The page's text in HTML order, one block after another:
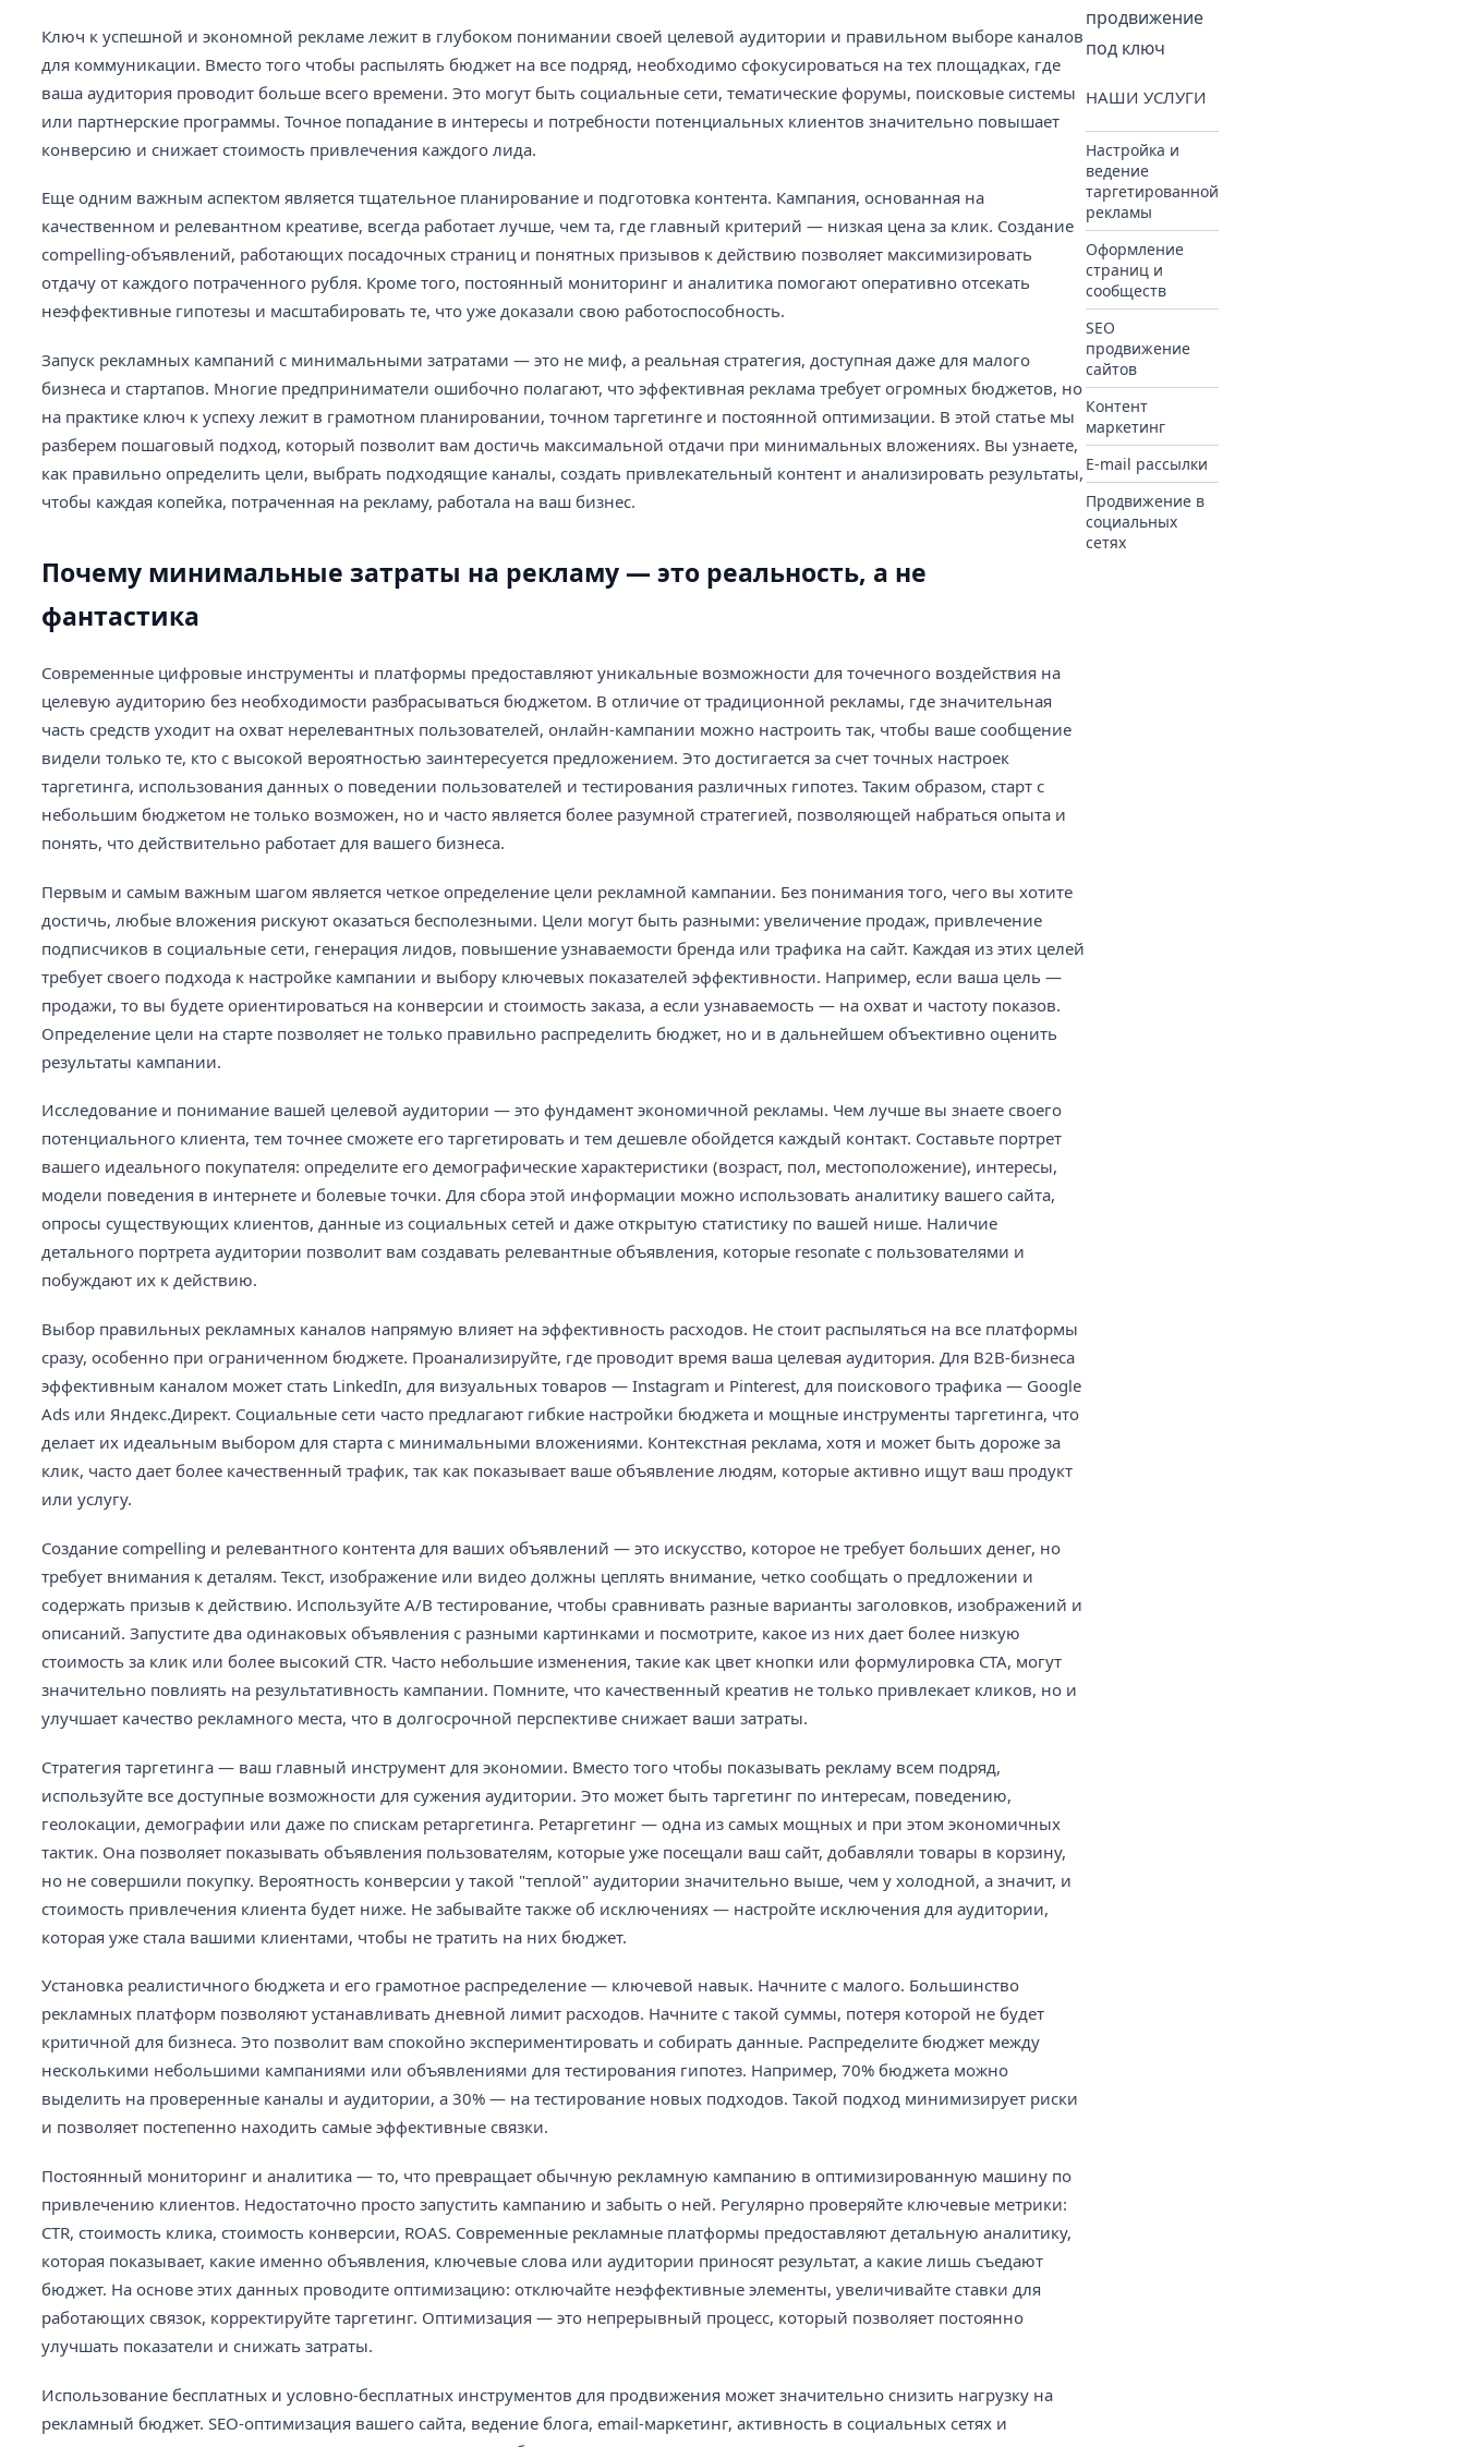
Ключ к успешной и экономной рекламе лежит в глубоком понимании своей целевой аудитории и правильном выборе каналов
для коммуникации. Вместо того чтобы распылять бюджет на все подряд, необходимо сфокусироваться на тех площадках, где
ваша аудитория проводит больше всего времени. Это могут быть социальные сети, тематические форумы, поисковые системы
или партнерские программы. Точное попадание в интересы и потребности потенциальных клиентов значительно повышает
конверсию и снижает стоимость привлечения каждого лида.
Еще одним важным аспектом является тщательное планирование и подготовка контента. Кампания, основанная на
качественном и релевантном креативе, всегда работает лучше, чем та, где главный критерий — низкая цена за клик. Создание
compelling-объявлений, работающих посадочных страниц и понятных призывов к действию позволяет максимизировать
отдачу от каждого потраченного рубля. Кроме того, постоянный мониторинг и аналитика помогают оперативно отсекать
неэффективные гипотезы и масштабировать те, что уже доказали свою работоспособность.
Запуск рекламных кампаний с минимальными затратами — это не миф, а реальная стратегия, доступная даже для малого
бизнеса и стартапов. Многие предприниматели ошибочно полагают, что эффективная реклама требует огромных бюджетов, но
на практике ключ к успеху лежит в грамотном планировании, точном таргетинге и постоянной оптимизации. В этой статье мы
разберем пошаговый подход, который позволит вам достичь максимальной отдачи при минимальных вложениях. Вы узнаете,
как правильно определить цели, выбрать подходящие каналы, создать привлекательный контент и анализировать результаты,
чтобы каждая копейка, потраченная на рекламу, работала на ваш бизнес.
Почему минимальные затраты на рекламу — это реальность, а не
фантастика
Современные цифровые инструменты и платформы предоставляют уникальные возможности для точечного воздействия на
целевую аудиторию без необходимости разбрасываться бюджетом. В отличие от традиционной рекламы, где значительная
часть средств уходит на охват нерелевантных пользователей, онлайн-кампании можно настроить так, чтобы ваше сообщение
видели только те, кто с высокой вероятностью заинтересуется предложением. Это достигается за счет точных настроек
таргетинга, использования данных о поведении пользователей и тестирования различных гипотез. Таким образом, старт с
небольшим бюджетом не только возможен, но и часто является более разумной стратегией, позволяющей набраться опыта и
понять, что действительно работает для вашего бизнеса.
Первым и самым важным шагом является четкое определение цели рекламной кампании. Без понимания того, чего вы хотите
достичь, любые вложения рискуют оказаться бесполезными. Цели могут быть разными: увеличение продаж, привлечение
подписчиков в социальные сети, генерация лидов, повышение узнаваемости бренда или трафика на сайт. Каждая из этих целей
требует своего подхода к настройке кампании и выбору ключевых показателей эффективности. Например, если ваша цель —
продажи, то вы будете ориентироваться на конверсии и стоимость заказа, а если узнаваемость — на охват и частоту показов.
Определение цели на старте позволяет не только правильно распределить бюджет, но и в дальнейшем объективно оценить
результаты кампании.
Исследование и понимание вашей целевой аудитории — это фундамент экономичной рекламы. Чем лучше вы знаете своего
потенциального клиента, тем точнее сможете его таргетировать и тем дешевле обойдется каждый контакт. Составьте портрет
вашего идеального покупателя: определите его демографические характеристики (возраст, пол, местоположение), интересы,
модели поведения в интернете и болевые точки. Для сбора этой информации можно использовать аналитику вашего сайта,
опросы существующих клиентов, данные из социальных сетей и даже открытую статистику по вашей нише. Наличие
детального портрета аудитории позволит вам создавать релевантные объявления, которые resonate с пользователями и
побуждают их к действию.
Выбор правильных рекламных каналов напрямую влияет на эффективность расходов. Не стоит распыляться на все платформы
сразу, особенно при ограниченном бюджете. Проанализируйте, где проводит время ваша целевая аудитория. Для B2B-бизнеса
эффективным каналом может стать LinkedIn, для визуальных товаров — Instagram и Pinterest, для поискового трафика — Google
Ads или Яндекс.Директ. Социальные сети часто предлагают гибкие настройки бюджета и мощные инструменты таргетинга, что
делает их идеальным выбором для старта с минимальными вложениями. Контекстная реклама, хотя и может быть дороже за
клик, часто дает более качественный трафик, так как показывает ваше объявление людям, которые активно ищут ваш продукт
или услугу.
Создание compelling и релевантного контента для ваших объявлений — это искусство, которое не требует больших денег, но
требует внимания к деталям. Текст, изображение или видео должны цеплять внимание, четко сообщать о предложении и
содержать призыв к действию. Используйте A/B тестирование, чтобы сравнивать разные варианты заголовков, изображений и
описаний. Запустите два одинаковых объявления с разными картинками и посмотрите, какое из них дает более низкую
стоимость за клик или более высокий CTR. Часто небольшие изменения, такие как цвет кнопки или формулировка CTA, могут
значительно повлиять на результативность кампании. Помните, что качественный креатив не только привлекает кликов, но и
улучшает качество рекламного места, что в долгосрочной перспективе снижает ваши затраты.
Стратегия таргетинга — ваш главный инструмент для экономии. Вместо того чтобы показывать рекламу всем подряд,
используйте все доступные возможности для сужения аудитории. Это может быть таргетинг по интересам, поведению,
геолокации, демографии или даже по спискам ретаргетинга. Ретаргетинг — одна из самых мощных и при этом экономичных
тактик. Она позволяет показывать объявления пользователям, которые уже посещали ваш сайт, добавляли товары в корзину,
но не совершили покупку. Вероятность конверсии у такой "теплой" аудитории значительно выше, чем у холодной, а значит, и
стоимость привлечения клиента будет ниже. Не забывайте также об исключениях — настройте исключения для аудитории,
которая уже стала вашими клиентами, чтобы не тратить на них бюджет.
Установка реалистичного бюджета и его грамотное распределение — ключевой навык. Начните с малого. Большинство
рекламных платформ позволяют устанавливать дневной лимит расходов. Начните с такой суммы, потеря которой не будет
критичной для бизнеса. Это позволит вам спокойно экспериментировать и собирать данные. Распределите бюджет между
несколькими небольшими кампаниями или объявлениями для тестирования гипотез. Например, 70% бюджета можно
выделить на проверенные каналы и аудитории, а 30% — на тестирование новых подходов. Такой подход минимизирует риски
и позволяет постепенно находить самые эффективные связки.
Постоянный мониторинг и аналитика — то, что превращает обычную рекламную кампанию в оптимизированную машину по
привлечению клиентов. Недостаточно просто запустить кампанию и забыть о ней. Регулярно проверяйте ключевые метрики:
CTR, стоимость клика, стоимость конверсии, ROAS. Современные рекламные платформы предоставляют детальную аналитику,
которая показывает, какие именно объявления, ключевые слова или аудитории приносят результат, а какие лишь съедают
бюджет. На основе этих данных проводите оптимизацию: отключайте неэффективные элементы, увеличивайте ставки для
работающих связок, корректируйте таргетинг. Оптимизация — это непрерывный процесс, который позволяет постоянно
улучшать показатели и снижать затраты.
Использование бесплатных и условно-бесплатных инструментов для продвижения может значительно снизить нагрузку на
рекламный бюджет. SEO-оптимизация вашего сайта, ведение блога, email-маркетинг, активность в социальных сетях и
продвижение
под ключ
НАШИ УСЛУГИ
Настройка и
ведение
таргетированной
рекламы
Оформление
страниц и
сообществ
SEO
продвижение
сайтов
Контент
маркетинг
E-mail рассылки
Продвижение в
социальных
сетях